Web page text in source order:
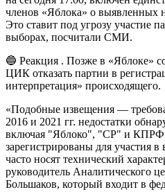
членов «Яблока» о выявленных
Это ставит под угрозу участие
выборах, посчитали СМИ.
🔵 Реакция . Позже в «Яблоке»
ЦИК отказать партии в
интерпретация» происходящего.
«Подобные извещения —
2016 и 2021 гг. недостатки
включая "Яблоко", "СР" и КПРФ,
зарегистрированы для участия
часто носят технический
руководитель Аналитического
Большаков, который входит в